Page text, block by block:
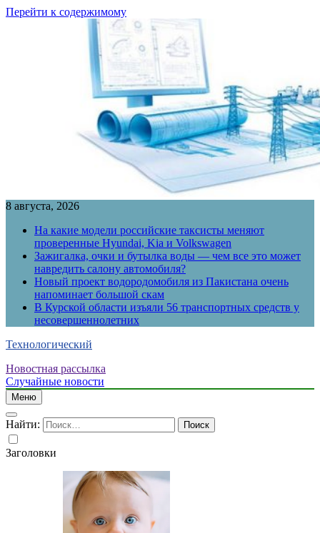
Перейти к содержимому
8 августа, 2026
На какие модели российские таксисты меняют
проверенные Hyundai, Kia и Volkswagen
Зажигалка, очки и бутылка воды — чем все это может
навредить салону автомобиля?
Новый проект водородомобиля из Пакистана очень
напоминает большой скам
В Курской области изъяли 56 транспортных средств у
несовершеннолетних
Технологический
Новостная рассылка
Случайные новости
Меню
Найти:
Заголовки